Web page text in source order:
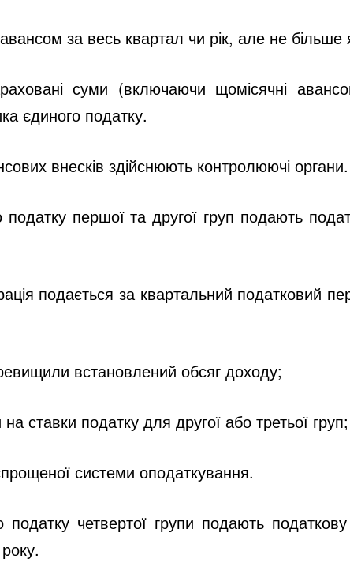
за весь квартал чи рік, але не більше
суми (включаючи щомісячні
єдиного податку.
внесків здійснюють контролюючі органи.
першої та другої груп подають
подається за квартальний податковий
встановлений обсяг доходу;
ставки податку для другої або третьої груп;
системи оподаткування.
четвертої групи подають